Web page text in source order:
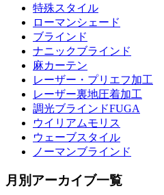
特殊スタイル
ローマンシェード
ブラインド
ナニックブラインド
麻カーテン
レーザー・プリエフ加工
レーザー裏地圧着加工
調光ブラインドFUGA
ウイリアムモリス
ウェーブスタイル
ノーマンブラインド
月別アーカイブ一覧